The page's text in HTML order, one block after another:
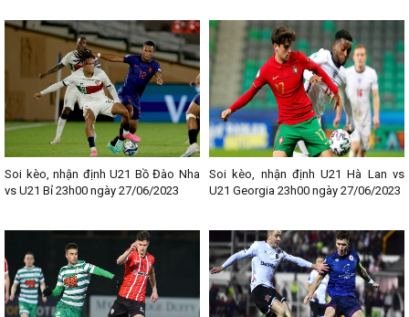
Soi kèo, nhận định U21 Bồ Đào Nha
vs U21 Bỉ 23h00 ngày 27/06/2023
Soi kèo, nhận định U21 Hà Lan vs
U21 Georgia 23h00 ngày 27/06/2023